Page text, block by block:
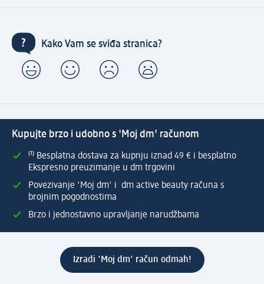
Kako Vam se sviđa stranica?
Kupujte brzo i udobno s 'Moj dm' računom
⁽¹⁾ Besplatna dostava za kupnju iznad 49 € i besplatno
Ekspresno preuzimanje u dm trgovini
Povezivanje 'Moj dm' i dm active beauty računa s
brojnim pogodnostima
Brzo i jednostavno upravljanje narudžbama
Izradi 'Moj dm' račun odmah!